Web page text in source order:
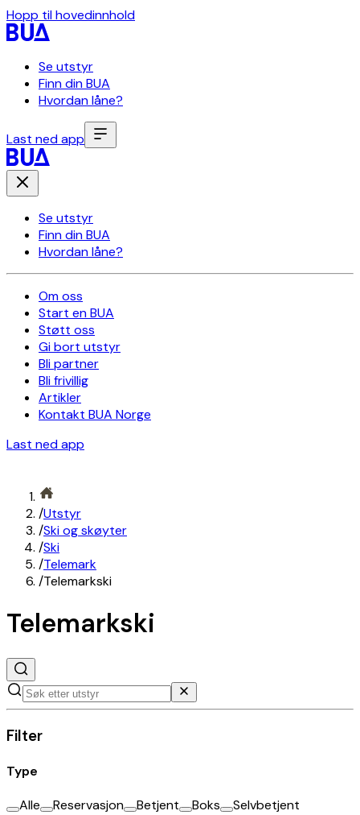
Hopp til hovedinnhold
Se utstyr
Finn din BUA
Hvordan låne?
Last ned app
Se utstyr
Finn din BUA
Hvordan låne?
Om oss
Start en BUA
Støtt oss
Gi bort utstyr
Bli partner
Bli frivillig
Artikler
Kontakt BUA Norge
Last ned app
/Utstyr
/Ski og skøyter
/Ski
/Telemark
/Telemarkski
Telemarkski
Filter
Type
Alle Reservasjon Betjent Boks Selvbetjent